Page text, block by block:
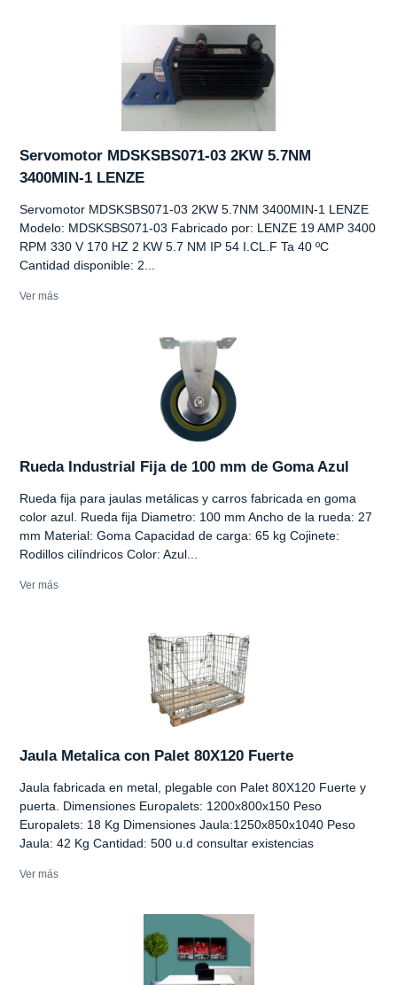
Servomotor MDSKSBS071-03 2KW 5.7NM
3400MIN-1 LENZE
Servomotor MDSKSBS071-03 2KW 5.7NM 3400MIN-1 LENZE
Modelo: MDSKSBS071-03 Fabricado por: LENZE 19 AMP 3400
RPM 330 V 170 HZ 2 KW 5.7 NM IP 54 I.CL.F Ta 40 ºC
Cantidad disponible: 2...
Ver más
Rueda Industrial Fija de 100 mm de Goma Azul
Rueda fija para jaulas metálicas y carros fabricada en goma
color azul. Rueda fija Diametro: 100 mm Ancho de la rueda: 27
mm Material: Goma Capacidad de carga: 65 kg Cojinete:
Rodillos cilíndricos Color: Azul...
Ver más
Jaula Metalica con Palet 80X120 Fuerte
Jaula fabricada en metal, plegable con Palet 80X120 Fuerte y
puerta. Dimensiones Europalets: 1200x800x150 Peso
Europalets: 18 Kg Dimensiones Jaula:1250x850x1040 Peso
Jaula: 42 Kg Cantidad: 500 u.d consultar existencias
Ver más